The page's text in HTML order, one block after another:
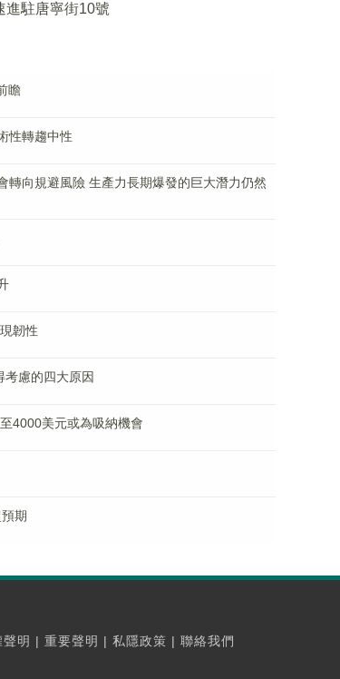
進駐唐寧街10號
瞻
性轉趨中性
轉向規避風險 生產力長期爆發的巨大潛力仍然
韌性
考慮的四大原因
4000美元或為吸納機會
期
聲明 | 重要聲明 | 私隱政策 | 聯絡我們